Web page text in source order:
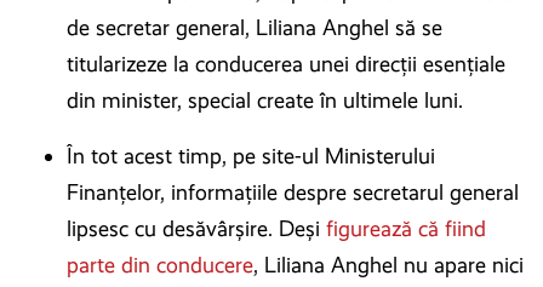
de secretar general, Liliana Anghel să se
titularizeze la conducerea unei direcții esențiale
din minister, special create în ultimele luni.
În tot acest timp, pe site-ul Ministerului
Finanțelor, informațiile despre secretarul general
lipsesc cu desăvârșire. Deși figurează că fiind
parte din conducere, Liliana Anghel nu apare nici